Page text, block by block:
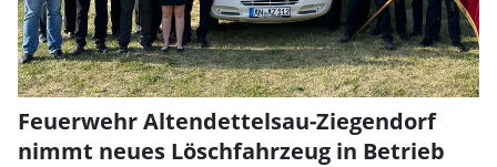
Feuerwehr Altendettelsau-Ziegendorf
nimmt neues Löschfahrzeug in Betrieb